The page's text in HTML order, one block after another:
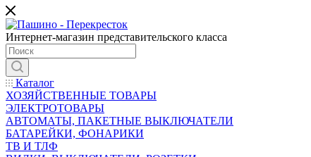
Интернет-магазин представительского класса
Каталог
ХОЗЯЙСТВЕННЫЕ ТОВАРЫ
ЭЛЕКТРОТОВАРЫ
АВТОМАТЫ, ПАКЕТНЫЕ ВЫКЛЮЧАТЕЛИ
БАТАРЕЙКИ, ФОНАРИКИ
ТВ И ТЛФ